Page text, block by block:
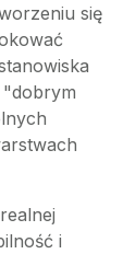
się
"dobrym
i